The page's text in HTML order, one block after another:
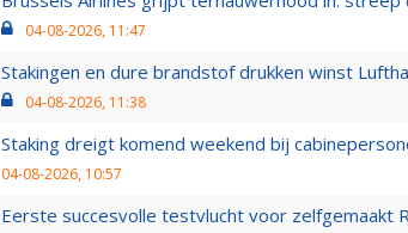
04-08-2026, 11:47
Stakingen en dure brandstof drukken winst
04-08-2026, 11:38
Staking dreigt komend weekend bij
04-08-2026, 10:57
Eerste succesvolle testvlucht voor zelfgemaakt